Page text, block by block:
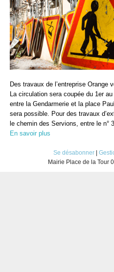
Des travaux de l’entreprise Orange
La circulation sera coupée du 1er
entre la Gendarmerie et la place
sera possible. Pour des travaux
le chemin des Servions, entre le n°
En savoir plus
Se désabonner
Mairie Place de la Tour